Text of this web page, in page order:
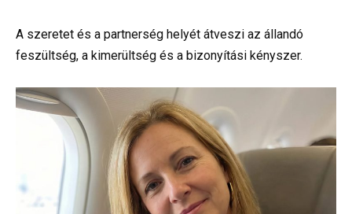
A szeretet és a partnerség helyét átveszi az állandó
feszültség, a kimerültség és a bizonyítási kényszer.